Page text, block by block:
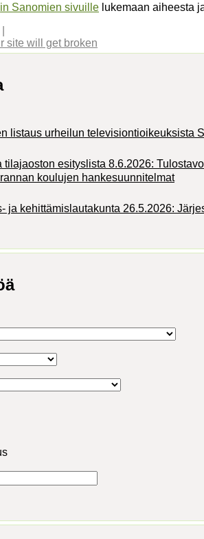
Sanomien sivuille lukemaan aiheesta
site will get broken
listaus urheilun televisiontioikeuksista
tilajaoston esityslista 8.6.2026:
koulujen hankesuunnitelmat
ja kehittämislautakunta 26.5.2026: